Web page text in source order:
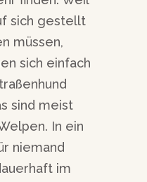
sich gestellt
müssen,
sich einfach
sind meist
In ein
niemand
im